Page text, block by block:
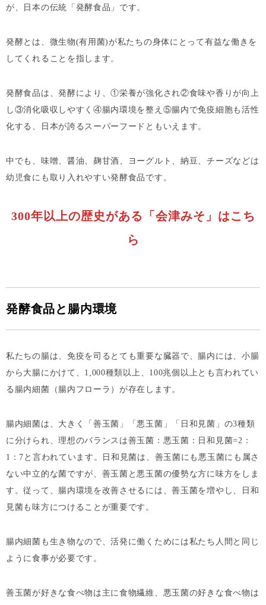
が、日本の伝統「発酵食品」です。
発酵とは、微生物(有用菌)が私たちの身体にとって有益な働きを
してくれることを指します。
発酵食品は、発酵により、①栄養が強化され②食味や香りが向上
し③消化吸収しやすく④腸内環境を整え⑤腸内で免疫細胞も活性
化する、日本が誇るスーパーフードともいえます。
中でも、味噌、醤油、麹甘酒、ヨーグルト、納豆、チーズなどは
幼児食にも取り入れやすい発酵食品です。
300年以上の歴史がある「会津みそ」はこち
ら
発酵食品と腸内環境
私たちの腸は、免疫を司るとても重要な臓器で、腸内には、小腸
から大腸にかけて、1,000種類以上、100兆個以上とも言われてい
る腸内細菌（腸内フローラ）が存在します。
腸内細菌は、大きく「善玉菌」「悪玉菌」「日和見菌」の3種類
に分けられ、理想のバランスは善玉菌：悪玉菌：日和見菌=2：
1：7と言われています。日和見菌は、善玉菌にも悪玉菌にも属さ
ない中立的な菌ですが、善玉菌と悪玉菌の優勢な方に味方をしま
す。従って、腸内環境を改善させるには、善玉菌を増やし、日和
見菌も味方につけることが重要です。
腸内細菌も生き物なので、活発に働くためには私たち人間と同じ
ように食事が必要です。
善玉菌が好きな食べ物は主に食物繊維、悪玉菌の好きな食べ物は